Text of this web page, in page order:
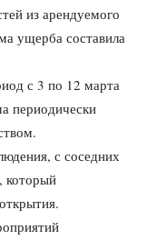
из арендуемого
ущерба составила
с 3 по 12 марта
периодически
с соседних
который